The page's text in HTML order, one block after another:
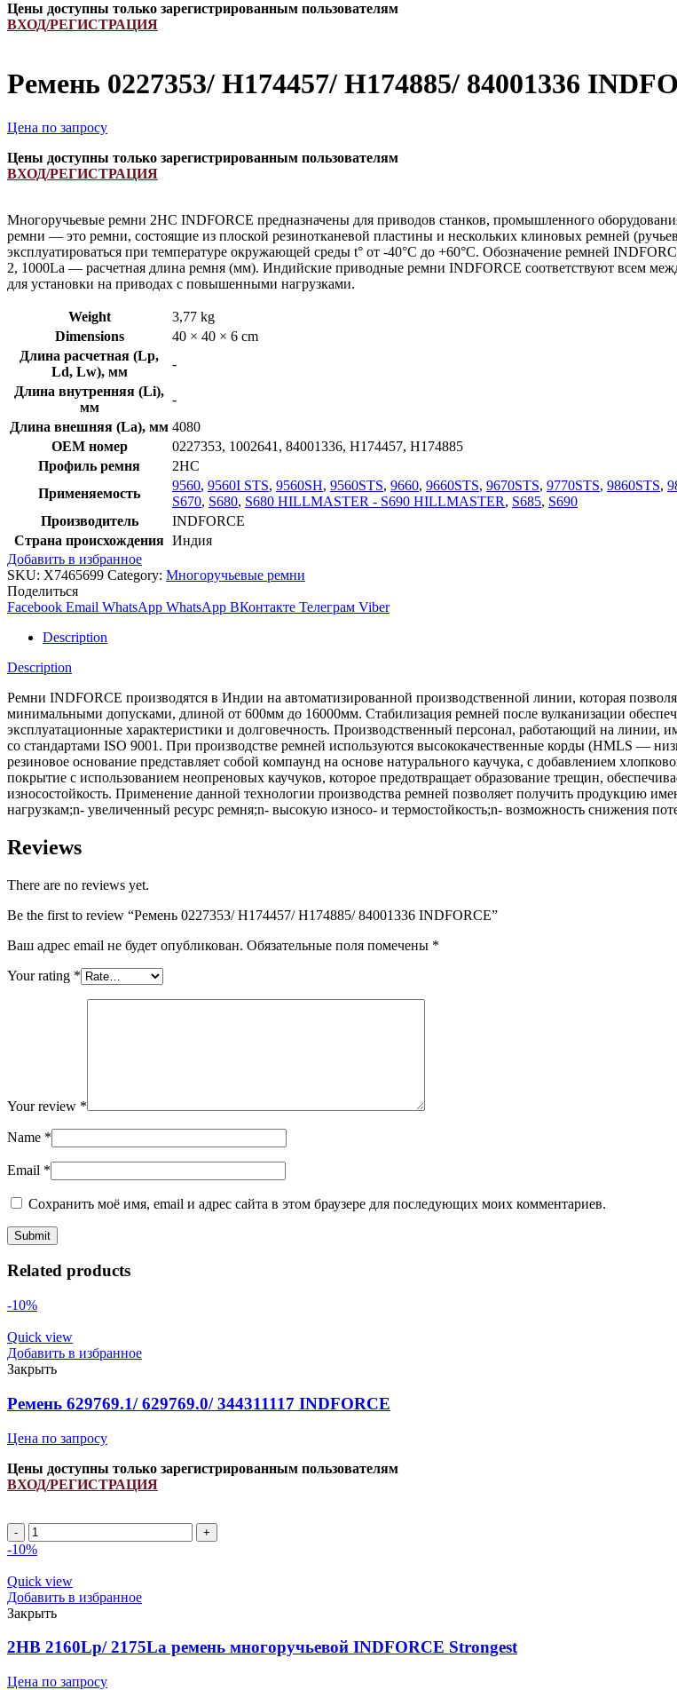
Цены доступны только зарегистрированным пользователям
ВХОД/РЕГИСТРАЦИЯ
Ремень 0227353/ H174457/ H174885/ 84001336
Цена по запросу
Цены доступны только зарегистрированным пользователям
ВХОД/РЕГИСТРАЦИЯ
Многоручьевые ремни 2HC INDFORCE предназначены для приводов станков, промышленного
ремни — это ремни, состоящие из плоской резинотканевой пластины и нескольких клиновых ремней
эксплуатироваться при температуре окружающей среды t° от -40°С до +60°С. Обозначение ремней
2, 1000La — расчетная длина ремня (мм). Индийские приводные ремни INDFORCE соответствуют всем
для установки на приводах с повышенными нагрузками.
Weight
3,77 kg
Dimensions
40 × 40 × 6 cm
Длина расчетная (Lp,
Ld, Lw), мм
-
Длина внутренняя (Li),
мм
-
Длина внешняя (La), мм 4080
OEM номер
0227353, 1002641, 84001336, H174457, H174885
Профиль ремня
2HC
Применяемость
9560, 9560I STS, 9560SH, 9560STS, 9660, 9660STS, 9670STS, 9770STS, 9860STS,
S670, S680, S680 HILLMASTER - S690 HILLMASTER, S685, S690
Производитель
INDFORCE
Страна происхождения Индия
Добавить в избранное
SKU: X7465699 Category: Многоручьевые ремни
Поделиться
Facebook Email WhatsApp WhatsApp ВКонтакте Телеграм Viber
Description
Description
Ремни INDFORCE производятся в Индии на автоматизированной производственной линии, которая
минимальными допусками, длиной от 600мм до 16000мм. Стабилизация ремней после вулканизации
эксплуатационные характеристики и долговечность. Производственный персонал, работающий на линии,
со стандартами ISO 9001. При производстве ремней используются высококачественные корды (HMLS —
резиновое основание представляет собой компаунд на основе натурального каучука, с добавлением
покрытие с использованием неопреновых каучуков, которое предотвращает образование трещин,
износостойкость. Применение данной технологии производства ремней позволяет получить продукцию
нагрузкам;n- увеличенный ресурс ремня;n- высокую износо- и термостойкость;n- возможность снижения
Reviews
There are no reviews yet.
Be the first to review “Ремень 0227353/ H174457/ H174885/ 84001336 INDFORCE”
Ваш адрес email не будет опубликован. Обязательные поля помечены *
Your rating *
Your review *
Name *
Email *
Сохранить моё имя, email и адрес сайта в этом браузере для последующих моих комментариев.
Related products
-10%
Quick view
Добавить в избранное
Закрыть
Ремень 629769.1/ 629769.0/ 344311117 INDFORCE
Цена по запросу
Цены доступны только зарегистрированным пользователям
ВХОД/РЕГИСТРАЦИЯ
Ремень
629769.1/
344311117
INDFORCE
quantity
-10%
Quick view
Добавить в избранное
Закрыть
2HB 2160Lp/ 2175La ремень многоручьевой INDFORCE Strongest
Цена по запросу